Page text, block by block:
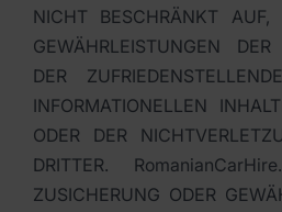
NICHT BESCHRÄNKT AUF,
GEWÄHRLEISTUNGEN DER
DER
INFORMATIONELLEN
ODER DER
DRITTER.
ZUSICHERUNG ODER